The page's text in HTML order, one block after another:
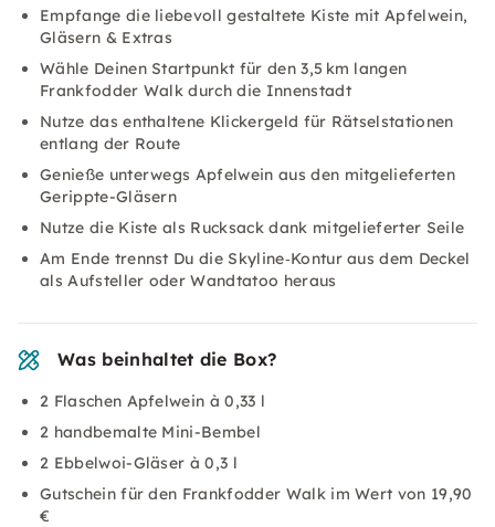
Empfange die liebevoll gestaltete Kiste mit Apfelwein,
Gläsern & Extras
Wähle Deinen Startpunkt für den 3,5 km langen
Frankfodder Walk durch die Innenstadt
Nutze das enthaltene Klickergeld für Rätselstationen
entlang der Route
Genieße unterwegs Apfelwein aus den mitgelieferten
Gerippte-Gläsern
Nutze die Kiste als Rucksack dank mitgelieferter Seile
Am Ende trennst Du die Skyline‑Kontur aus dem Deckel
als Aufsteller oder Wandtatoo heraus
Was beinhaltet die Box?
2 Flaschen Apfelwein à 0,33 l
2 handbemalte Mini-Bembel
2 Ebbelwoi-Gläser à 0,3 l
Gutschein für den Frankfodder Walk im Wert von 19,90
€